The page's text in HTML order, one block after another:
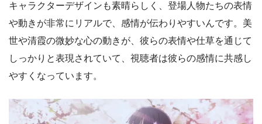
キャラクターデザインも素晴らしく、登場人物たちの表情
や動きが非常にリアルで、感情が伝わりやすいんです。美
世や清霞の微妙な心の動きが、彼らの表情や仕草を通じて
しっかりと表現されていて、視聴者は彼らの感情に共感し
やすくなっています。